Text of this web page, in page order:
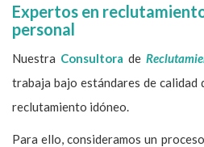
Expertos en
personal
Nuestra Consultora de
trabaja bajo estándares de calidad
reclutamiento idóneo.
Para ello, consideramos un